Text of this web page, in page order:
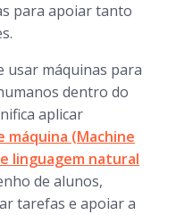
para apoiar tanto
usar máquinas para
dentro do
aplicar
máquina (Machine
linguagem natural
de alunos,
tarefas e apoiar a